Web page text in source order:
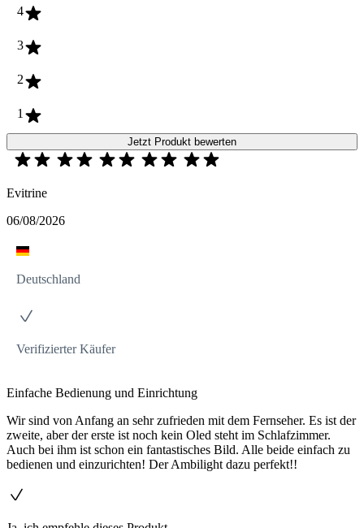
4
3
2
1
Jetzt Produkt bewerten
Evitrine
06/08/2026
Deutschland
Verifizierter Käufer
Einfache Bedienung und Einrichtung
Wir sind von Anfang an sehr zufrieden mit dem Fernseher. Es ist der
zweite, aber der erste ist noch kein Oled steht im Schlafzimmer.
Auch bei ihm ist schon ein fantastisches Bild. Alle beide einfach zu
bedienen und einzurichten! Der Ambilight dazu perfekt!!